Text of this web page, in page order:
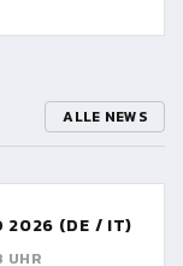
ALLE NEWS
2026 (DE / IT)
UHR